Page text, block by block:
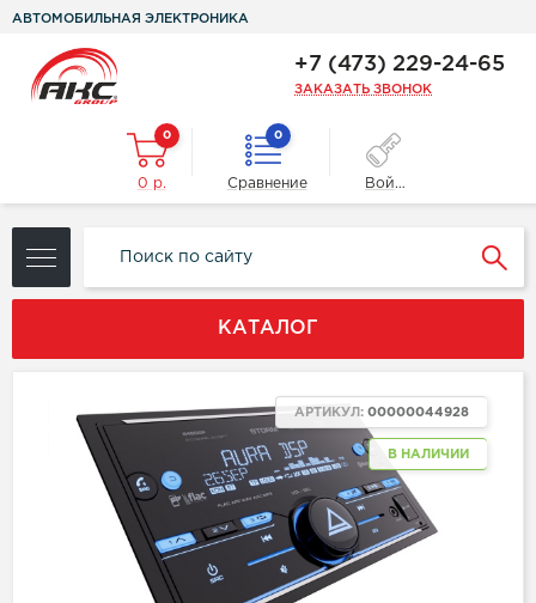
АВТОМОБИЛЬНАЯ ЭЛЕКТРОНИКА
+7 (473) 229-24-65
ЗАКАЗАТЬ ЗВОНОК
0
0 р.
0
Сравнение Войти
КАТАЛОГ
NEW
В НАЛИЧИИ
АРТИКУЛ: 00000044928